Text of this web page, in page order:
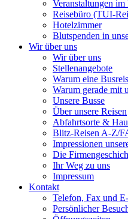
Veranstaltungen im
Reisebüro (TUI-
Hotelzimmer
Blutspenden in
Wir über uns
Wir über uns
Stellenangebote
Warum eine
Warum gerade mit
Unsere Busse
Über unsere Reisen
Abfahrtsorte &
Blitz-Reisen A-Z/
Impressionen
Die
Ihr Weg zu uns
Impressum
Kontakt
Telefon, Fax und
Persönlicher